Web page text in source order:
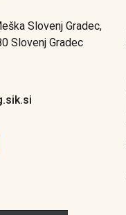
Slovenj Gradec,
Slovenj Gradec